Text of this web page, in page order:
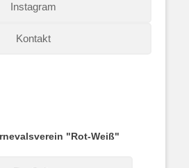
Instagram
Kontakt
"Rot-Weiß"